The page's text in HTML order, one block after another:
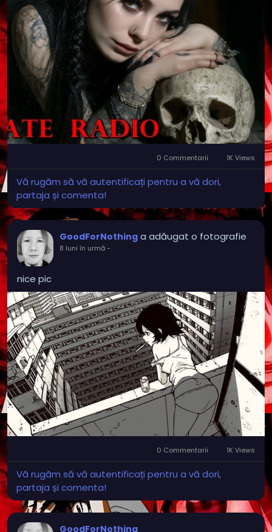
0 Commentarii 1K Views
Vă rugăm să vă autentificați pentru a vă dori,
partaja și comenta!
GoodForNothing a adăugat o fotografie
8 luni în urmă-
nice pic
0 Commentarii 1K Views
Vă rugăm să vă autentificați pentru a vă dori,
partaja și comenta!
GoodForNothing